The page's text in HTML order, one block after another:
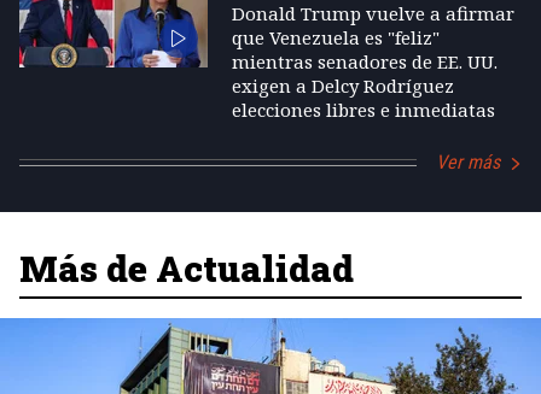
Donald Trump vuelve a afirmar
que Venezuela es "feliz"
mientras senadores de EE. UU.
exigen a Delcy Rodríguez
elecciones libres e inmediatas
Ver más
Más de Actualidad